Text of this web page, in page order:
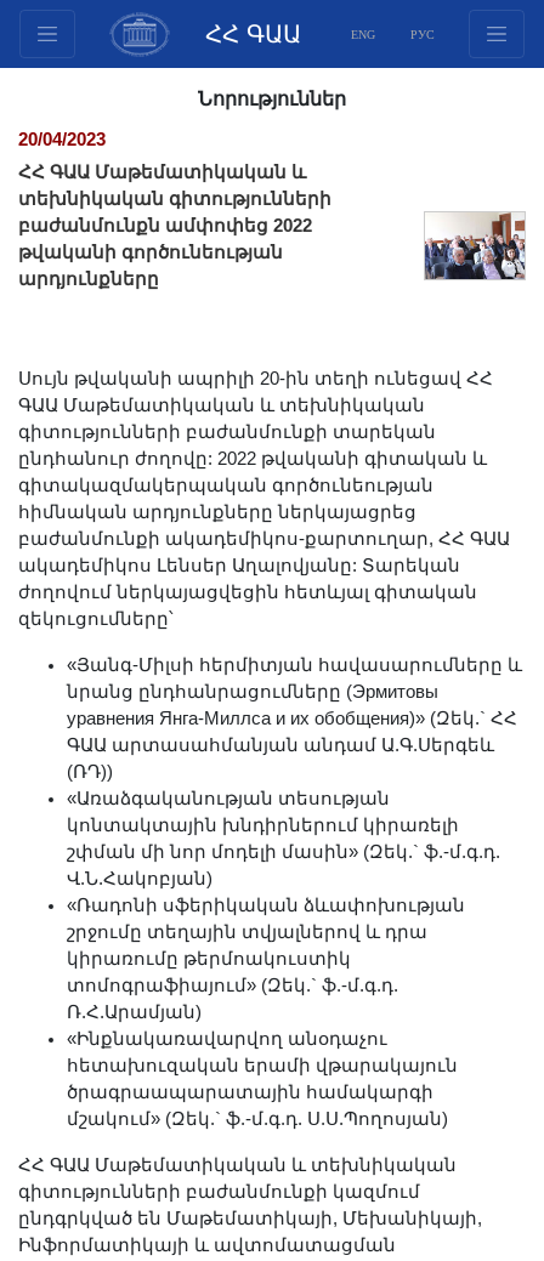
ՀՀ ԳԱԱ ENG РУС
Փաստաթղթեր
Ինովացիոն առաջարկներ
Հրատարակություններ
Մրցույթներ
Միջազգային
համագործակցություն
Երիտասարդական
ծրագրեր
Լուսանկարներ
Տեսադարան
Վեբ ռեսուրսներ
Այլ ակադեմիաներ
«Գիտություն» թերթ
«Գիտության աշխարհում»
հանդես
Հրապարակումներ
մամուլում
Ազդեր
Հոբելյաններ
Համալսարաններ
Նորություններ
Գիտական արդյունքներ
Սփյուռքի գիտնականները
Երիտասարդ գիտնականի
Մեր երախտավորները
Հայտարարություններ
Կայքի քարտեզ
Նորություններ
20/04/2023
ՀՀ ԳԱԱ Մաթեմատիկական և
տեխնիկական գիտությունների
բաժանմունքն ամփոփեց 2022
թվականի գործունեության
արդյունքները
Սույն թվականի ապրիլի 20-ին տեղի ունեցավ ՀՀ
ԳԱԱ Մաթեմատիկական և տեխնիկական
գիտությունների բաժանմունքի տարեկան
ընդհանուր ժողովը: 2022 թվականի գիտական և
գիտակազմակերպական գործունեության
հիմնական արդյունքները ներկայացրեց
բաժանմունքի ակադեմիկոս-քարտուղար, ՀՀ ԳԱԱ
ակադեմիկոս Լենսեր Աղալովյանը: Տարեկան
ժողովում ներկայացվեցին հետևյալ գիտական
զեկուցումները՝
«Յանգ-Միլսի հերմիտյան հավասարումները և
նրանց ընդհանրացումները (Эрмитовы
уравнения Янга-Миллса и их обобщения)» (Զեկ.` ՀՀ
ԳԱԱ արտասահմանյան անդամ Ա.Գ.Սերգեև
(ՌԴ))
«Առաձգականության տեսության
կոնտակտային խնդիրներում կիրառելի
շփման մի նոր մոդելի մասին» (Զեկ.` ֆ.-մ.գ.դ.
Վ.Ն.Հակոբյան)
«Ռադոնի սֆերիկական ձևափոխության
շրջումը տեղային տվյալներով և դրա
կիրառումը թերմոակուստիկ
տոմոգրաֆիայում» (Զեկ.` ֆ.-մ.գ.դ.
Ռ.Հ.Արամյան)
«Ինքնակառավարվող անօդաչու
հետախուզական երամի վթարակայուն
ծրագրաապարատային համակարգի
մշակում» (Զեկ.` ֆ.-մ.գ.դ. Ս.Ս.Պողոսյան)
ՀՀ ԳԱԱ Մաթեմատիկական և տեխնիկական
գիտությունների բաժանմունքի կազմում
ընդգրկված են Մաթեմատիկայի, Մեխանիկայի,
Ինֆորմատիկայի և ավտոմատացման